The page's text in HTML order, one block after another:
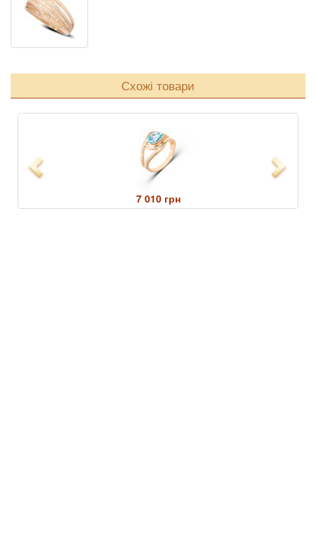
Схожі товари
Previous
7 010 грн
Next